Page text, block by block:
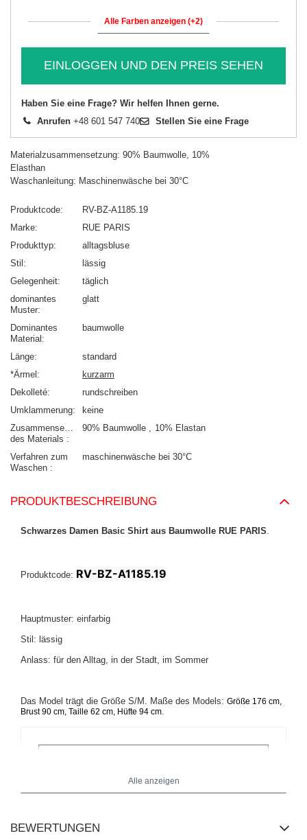
Alle Farben anzeigen (+2)
EINLOGGEN UND DEN PREIS SEHEN
Haben Sie eine Frage? Wir helfen Ihnen gerne.
Anrufen +48 601 547 740 Stellen Sie eine Frage
Materialzusammensetzung: 90% Baumwolle, 10%
Elasthan
Waschanleitung: Maschinenwäsche bei 30°C
Produktcode
RV-BZ-A1185.19
Marke
RUE PARIS
Produkttyp
alltagsbluse
Stil
lässig
Gelegenheit
täglich
dominantes
Muster
glatt
Dominantes
Material
baumwolle
Länge
standard
*Ärmel
kurzarm
Dekolleté
rundschreiben
Umklammerung
keine
Zusammensetzung
des Materials
90% Baumwolle 10% Elastan
Verfahren zum
Waschen
maschinenwäsche bei 30°C
PRODUKTBESCHREIBUNG
Schwarzes Damen Basic Shirt aus Baumwolle RUE PARIS
Produktcode: RV-BZ-A1185.19
Hauptmuster: einfarbig
Stil: lässig
Anlass: für den Alltag, in der Stadt, im Sommer
Das Model trägt die Größe S/M. Maße des Models: Größe 176 cm,
Brust 90 cm, Taille 62 cm, Hüfte 94 cm
Alle anzeigen
BEWERTUNGEN